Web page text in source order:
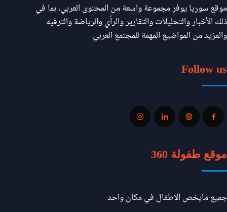
موقع سوريا يوفر مجموعة واسعة من المحتوى العربي، بما في
ذلك الأخبار والتحليلات والتقارير والرأي والرياضة والترفيه
والمزيد من المواضيع المهمة للمجتمع العربي
Follow us
موقع طفولة 360
جميع مايخص الاطفال في مكان واحد